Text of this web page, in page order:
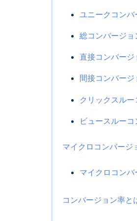
ユニークコンバ
総コンバージョ
直接コンバージ
間接コンバージ
クリックスル
ビュースルー
マイクロコンバージ
マイクロコン
コンバージョン率と